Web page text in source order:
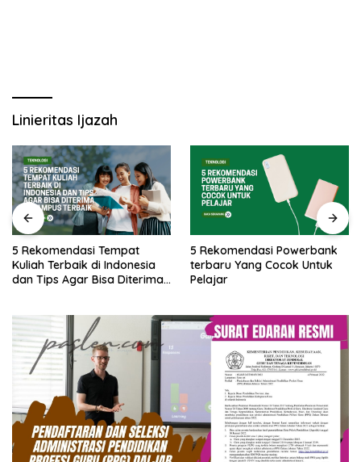
Linieritas Ijazah
5 Rekomendasi Tempat
Kuliah Terbaik di Indonesia
dan Tips Agar Bisa Diterima
5 Rekomendasi Powerbank
terbaru Yang Cocok Untuk
Pelajar